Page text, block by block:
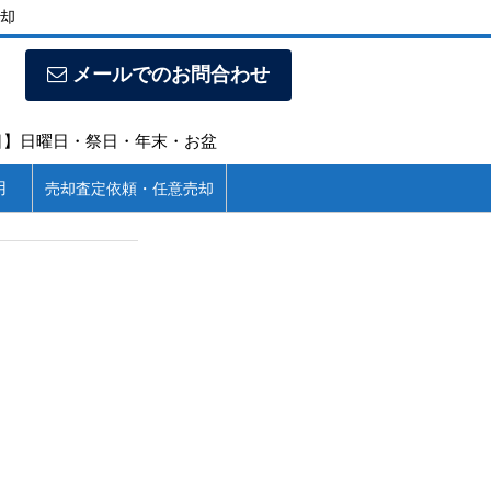
メールでのお問合わせ
】日曜日・祭日・年末・お盆
売却査定依頼・任意売却